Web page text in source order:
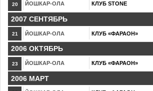
20 ЙОШКАР-ОЛА КЛУБ STONE
2007 СЕНТЯБРЬ
21 ЙОШКАР-ОЛА КЛУБ «ФАРАОН»
2006 ОКТЯБРЬ
23 ЙОШКАР-ОЛА КЛУБ «ФАРАОН»
2006 МАРТ